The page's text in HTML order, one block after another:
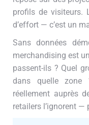
profils de visiteurs.
d’effort — c’est un
Sans données
merchandising est
passent-ils ? Quel
dans quelle zone
réellement auprès
retailers l’ignorent —